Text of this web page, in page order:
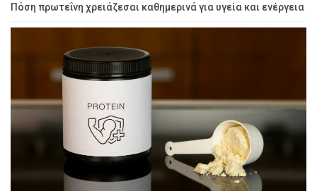
Πόση πρωτεΐνη χρειάζεσαι καθημερινά για υγεία και ενέργεια